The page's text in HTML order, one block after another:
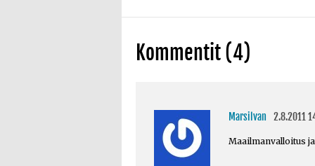
Kommentit (4)
Marsilvan 2.8.2011
Maailmanvalloitus